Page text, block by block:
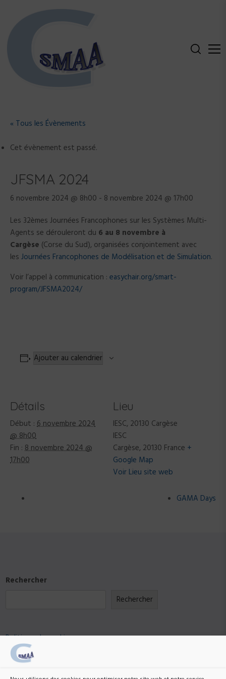
t
Systèmes
Multi-Agents et
Agents
autonomes
(SMAA)
« Tous les Évènements
Cet évènement est passé.
JFSMA 2024
6 novembre 2024 @ 8h00 - 8 novembre 2024 @ 17h00
Les 32èmes Journées Francophones sur les Systèmes Multi-
Agents se dérouleront du 6 au 8 novembre à
Cargèse (Corse du Sud), organisées conjointement avec
les Journées Francophones de Modélisation et de Simulation.
Voir l’appel à communication : easychair.org/smart-
program/JFSMA2024/
Ajouter au calendrier
Détails
Début : 6 novembre 2024
@ 8h00
Fin : 8 novembre 2024 @
17h00
Lieu
IESC, 20130 Cargèse
IESC
Cargèse, 20130 France +
Google Map
Voir Lieu site web
GAMA Days
Rechercher
Rechercher
Politique de cookies